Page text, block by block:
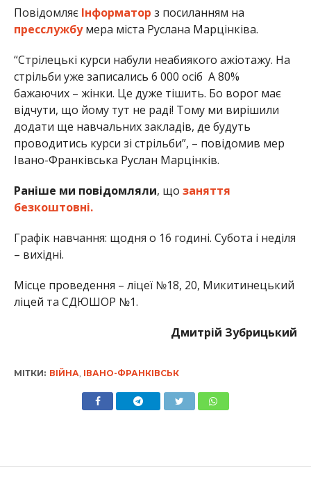
Повідомляє Інформатор з посиланням на
пресслужбумера міста Руслана Марцінківа.
“Стрілецькі курси набули неабиякого ажіотажу. На
стрільби уже записались 6 000 осіб А 80%
бажаючих – жінки. Це дуже тішить. Бо ворог має
відчути, що йому тут не раді! Тому ми вирішили
додати ще навчальних закладів, де будуть
проводитись курси зі стрільби”, – повідомив мер
Івано-Франківська Руслан Марцінків.
Раніше ми повідомляли, що заняття
безкоштовні.
Графік навчання: щодня о 16 годині. Субота і неділя
– вихідні.
Місце проведення – ліцеї №18, 20, Микитинецький
ліцей та СДЮШОР №1.
Дмитрій Зубрицький
МІТКИ: ВІЙНА, ІВАНО-ФРАНКІВСЬК